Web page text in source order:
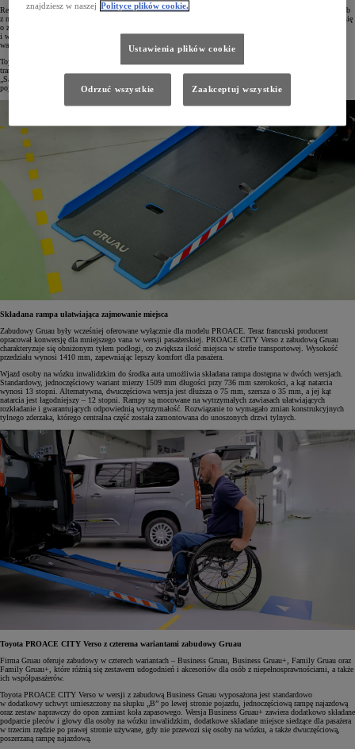
Realizując koncepcję „Mobilność dla wszystkich”, Toyota wprowadza pojazdy dostosowane do przewozu osób
z niepełnosprawnościami. Asortyment możliwych konwersji dla modelu PROACE CITY Verso powiększył się
o zabudowy wykonane przez znaną firmę Gruau z Francji. Udogodnienia poprawiające komfort wsiadania
i wysiadania oraz gwarantujące komfortowe i bezpieczne podróżowanie zaprojektowano dla 7-osobowego
wariantu nadwozia Long z tylną klapą w wersjach Business i Family.
Toyoty PROACE CITY Verso z zabudową Gruau wyprodukowano zgodnie z wymogami dotyczącymi
transportu osób z niepełnosprawnością i kwalifikują się do przyznania dotacji w programie PFRON
„Samodzielność – Aktywność – Mobilność!”. Przy najwyższym dofinansowaniu wynoszącym 85% ceny
pojazdu, PROACE CITY Verso z zabudową Gruau można nabyć już od 41 899 złotych.
Składana rampa ułatwiająca zajmowanie miejsca
Zabudowy Gruau były wcześniej oferowane wyłącznie dla modelu PROACE. Teraz francuski producent
opracował konwersję dla mniejszego vana w wersji pasażerskiej. PROACE CITY Verso z zabudową Gruau
charakteryzuje się obniżonym tyłem podłogi, co zwiększa ilość miejsca w strefie transportowej. Wysokość
przedziału wynosi 1410 mm, zapewniając lepszy komfort dla pasażera.
Wjazd osoby na wózku inwalidzkim do środka auta umożliwia składana rampa dostępna w dwóch wersjach.
Standardowy, jednoczęściowy wariant mierzy 1509 mm długości przy 736 mm szerokości, a kąt natarcia
wynosi 13 stopni. Alternatywna, dwuczęściowa wersja jest dłuższa o 75 mm, szersza o 35 mm, a jej kąt
natarcia jest łagodniejszy – 12 stopni. Rampy są mocowane na wytrzymałych zawiasach ułatwiających
rozkładanie i gwarantujących odpowiednią wytrzymałość. Rozwiązanie to wymagało zmian konstrukcyjnych
tylnego zderzaka, którego centralna część została zamontowana do unoszonych drzwi tylnych.
Toyota PROACE CITY Verso z czterema wariantami zabudowy Gruau
Firma Gruau oferuje zabudowy w czterech wariantach – Business Gruau, Business Gruau+, Family Gruau oraz
Family Gruau+, które różnią się zestawem udogodnień i akcesoriów dla osób z niepełnosprawnościami, a także
ich współpasażerów.
Toyota PROACE CITY Verso w wersji z zabudową Business Gruau wyposażona jest standardowo
w dodatkowy uchwyt umieszczony na słupku „B” po lewej stronie pojazdu, jednoczęściową rampę najazdową
oraz zestaw naprawczy do opon zamiast koła zapasowego. Wersja Business Gruau+ zawiera dodatkowo składane
podparcie pleców i głowy dla osoby na wózku inwalidzkim, dodatkowe składane miejsce siedzące dla pasażera
w trzecim rzędzie po prawej stronie używane, gdy nie przewozi się osoby na wózku, a także dwuczęściową,
poszerzaną rampę najazdową.
znajdziesz w naszej Polityce plików cookie.
Ustawienia plików cookie
Odrzuć wszystkie Zaakceptuj wszystkie